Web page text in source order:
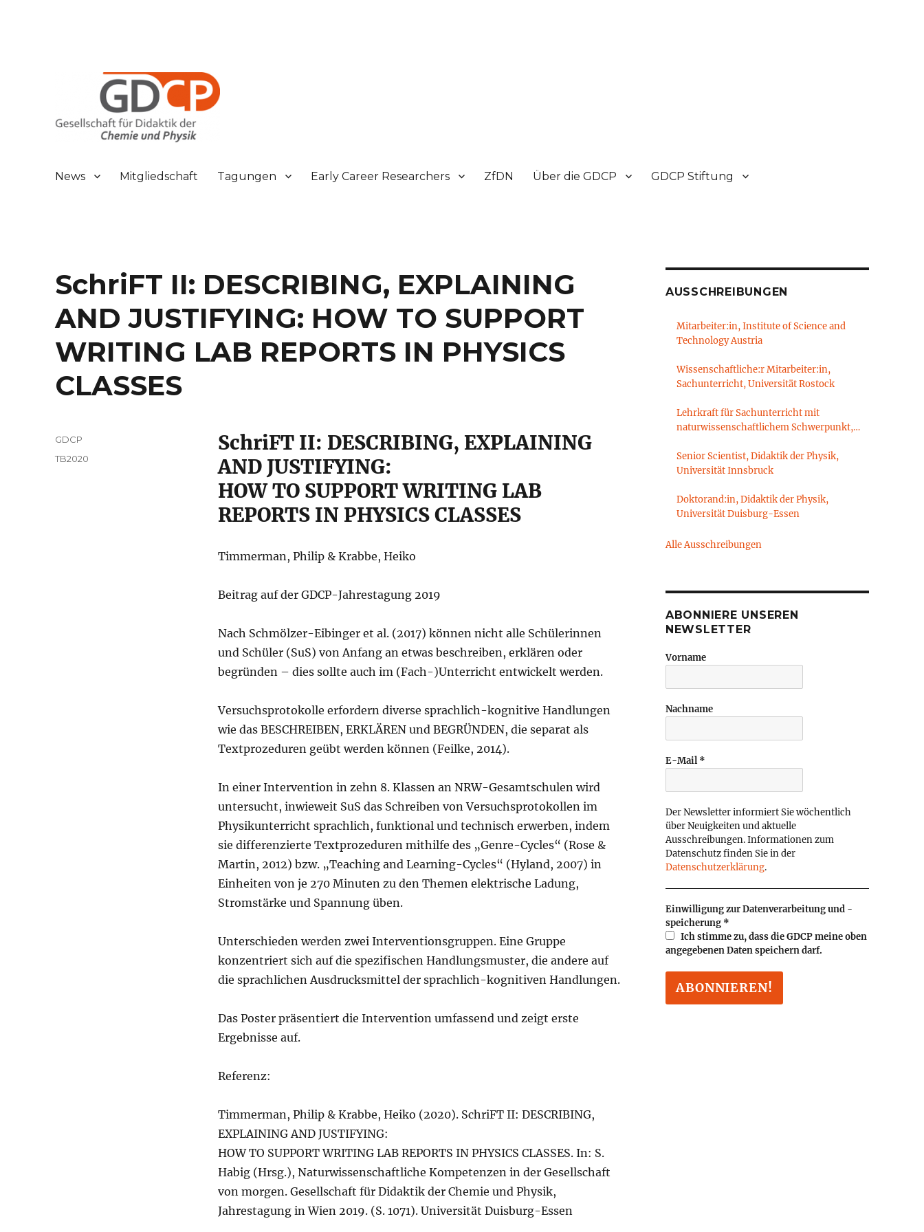
News Mitgliedschaft Tagungen Early Career Researchers ZfDN Über die GDCP GDCP Stiftung
SchriFT II: DESCRIBING, EXPLAINING
AND JUSTIFYING: HOW TO SUPPORT
WRITING LAB REPORTS IN PHYSICS
CLASSES
SchriFT II: DESCRIBING, EXPLAINING
AND JUSTIFYING:
HOW TO SUPPORT WRITING LAB
REPORTS IN PHYSICS CLASSES
Timmerman, Philip & Krabbe, Heiko
Beitrag auf der GDCP-Jahrestagung 2019
Nach Schmölzer-Eibinger et al. (2017) können nicht alle Schülerinnen
und Schüler (SuS) von Anfang an etwas beschreiben, erklären oder
begründen – dies sollte auch im (Fach-)Unterricht entwickelt werden.
Versuchsprotokolle erfordern diverse sprachlich-kognitive Handlungen
wie das BESCHREIBEN, ERKLÄREN und BEGRÜNDEN, die separat als
Textprozeduren geübt werden können (Feilke, 2014).
In einer Intervention in zehn 8. Klassen an NRW-Gesamtschulen wird
untersucht, inwieweit SuS das Schreiben von Versuchsprotokollen im
Physikunterricht sprachlich, funktional und technisch erwerben, indem
sie differenzierte Textprozeduren mithilfe des „Genre-Cycles“ (Rose &
Martin, 2012) bzw. „Teaching and Learning-Cycles“ (Hyland, 2007) in
Einheiten von je 270 Minuten zu den Themen elektrische Ladung,
Stromstärke und Spannung üben.
Unterschieden werden zwei Interventionsgruppen. Eine Gruppe
konzentriert sich auf die spezifischen Handlungsmuster, die andere auf
die sprachlichen Ausdrucksmittel der sprachlich-kognitiven Handlungen.
Das Poster präsentiert die Intervention umfassend und zeigt erste
Ergebnisse auf.
Referenz:
Timmerman, Philip & Krabbe, Heiko (2020). SchriFT II: DESCRIBING,
EXPLAINING AND JUSTIFYING:
HOW TO SUPPORT WRITING LAB REPORTS IN PHYSICS CLASSES. In: S.
Habig (Hrsg.), Naturwissenschaftliche Kompetenzen in der Gesellschaft
von morgen. Gesellschaft für Didaktik der Chemie und Physik,
Jahrestagung in Wien 2019. (S. 1071). Universität Duisburg-Essen
Autor
GDCP
Veröffentlicht
Kategorien
TB2020
AUSSCHREIBUNGEN
Mitarbeiter:in, Institute of Science and
Technology Austria
Wissenschaftliche:r Mitarbeiter:in,
Sachunterricht, Universität Rostock
Lehrkraft für Sachunterricht mit
naturwissenschaftlichem Schwerpunkt,
Brandenburgische Technische Universität
Cottbus-Senftenberg
Senior Scientist, Didaktik der Physik,
Universität Innsbruck
Doktorand:in, Didaktik der Physik,
Universität Duisburg-Essen
Alle Ausschreibungen
ABONNIERE UNSEREN
NEWSLETTER
Vorname
Nachname
E-Mail *
Der Newsletter informiert Sie wöchentlich
über Neuigkeiten und aktuelle
Ausschreibungen. Informationen zum
Datenschutz finden Sie in der
Datenschutzerklärung.
Einwilligung zur Datenverarbeitung und -
speicherung *
Ich stimme zu, dass die GDCP meine oben
angegebenen Daten speichern darf.